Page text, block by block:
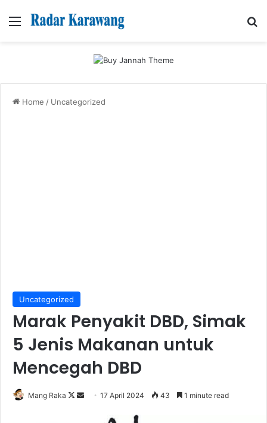
Menu
Home / Uncategorized
Uncategorized
Marak Penyakit DBD, Simak
5 Jenis Makanan untuk
Mencegah DBD
Mang Raka
Follow
Send17 April 2024 43 1 minute read